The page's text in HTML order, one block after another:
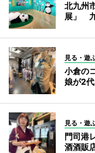
北九州
展」
見る・遊
小倉の
娘が2
見る・遊
門司港
酒酒販